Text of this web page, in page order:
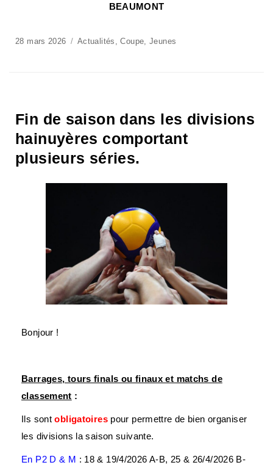
BEAUMONT
28 mars 2026 Actualités ,Coupe Jeunes
Fin de saison dans les divisions
hainuyères comportant
plusieurs séries.
Bonjour !
Barrages, tours finals ou finaux et matchs de
classement :
Ils sontobligatoirespour permettre de bien organiser
les divisions la saison suivante.
En P2 D & M : 18 & 19/4/2026 A-B, 25 & 26/4/2026 B-